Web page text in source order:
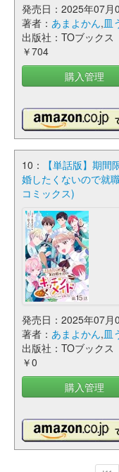
発売日：2025年07月
著者： あまよかん,皿
出版社：TOブックス
￥704
購入管理
10：
【単話版】期
婚したくないので就
コミックス)
発売日：2025年07月
著者： あまよかん,皿
出版社：TOブックス
￥0
購入管理